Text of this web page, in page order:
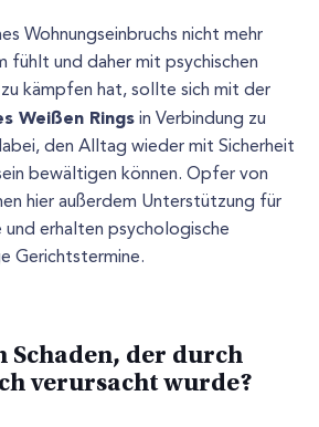
Wohnungseinbruchs nicht mehr
fühlt und daher mit psychischen
kämpfen hat, sollte sich mit der
Weißen Rings in Verbindung zu
den Alltag wieder mit Sicherheit
bewältigen können. Opfer von
hier außerdem Unterstützung für
und erhalten psychologische
Gerichtstermine.
Schaden, der durch
verursacht wurde?